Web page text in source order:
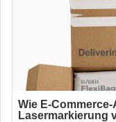
Wie E-
Lasermarkierung